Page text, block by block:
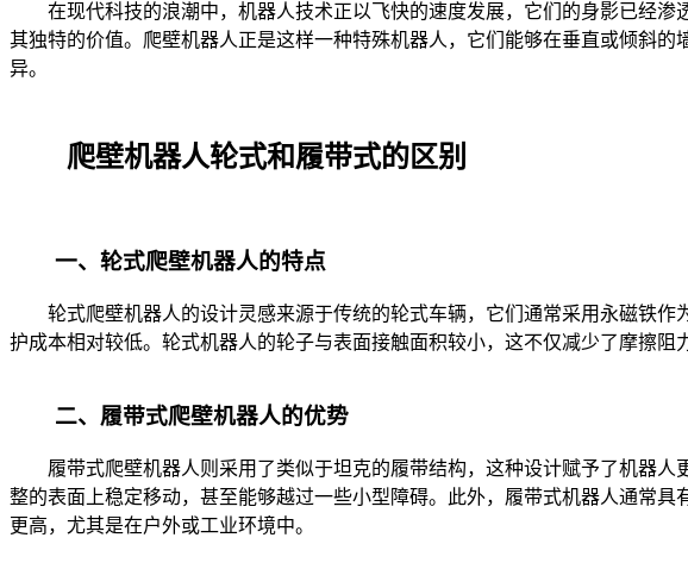
在现代科技的浪潮中，机器人技术正以飞快的速度发展，它们的身影已经渗
其独特的价值。爬壁机器人正是这样一种特殊机器人，它们能够在垂直或倾斜
异。
爬壁机器人轮式和履带式的区别
一、轮式爬壁机器人的特点
轮式爬壁机器人的设计灵感来源于传统的轮式车辆，它们通常采用永磁铁作
护成本相对较低。轮式机器人的轮子与表面接触面积较小，这不仅减少了摩擦
二、履带式爬壁机器人的优势
履带式爬壁机器人则采用了类似于坦克的履带结构，这种设计赋予了机器人
整的表面上稳定移动，甚至能够越过一些小型障碍。此外，履带式机器人通常
更高，尤其是在户外或工业环境中。